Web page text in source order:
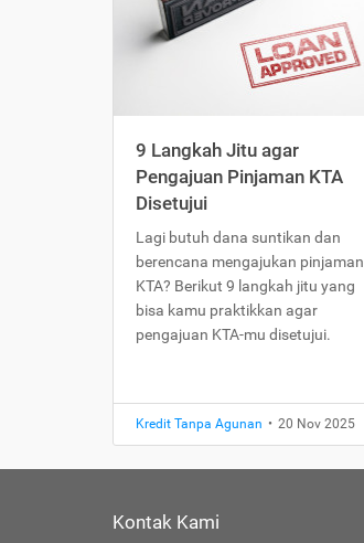
9 Langkah Jitu agar
Pengajuan Pinjaman KTA
Disetujui
Lagi butuh dana suntikan dan
berencana mengajukan pinjaman
KTA? Berikut 9 langkah jitu yang
bisa kamu praktikkan agar
pengajuan KTA-mu disetujui.
Kredit Tanpa Agunan • 20 Nov 2025
Kontak Kami